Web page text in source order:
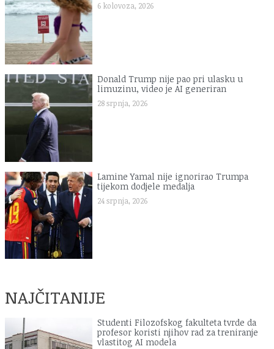
6 kolovoza, 2026
Donald Trump nije pao pri ulasku u
limuzinu, video je AI generiran
28 srpnja, 2026
Lamine Yamal nije ignorirao Trumpa
tijekom dodjele medalja
24 srpnja, 2026
NAJČITANIJE
Studenti Filozofskog fakulteta tvrde da
profesor koristi njihov rad za treniranje
vlastitog AI modela